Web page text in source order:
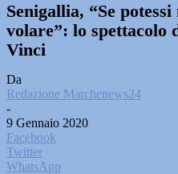
Senigallia, “Se
volare”: lo spettacolo
Vinci
Da
Redazione Marchenews24
-
9 Gennaio 2020
Facebook
Twitter
WhatsApp